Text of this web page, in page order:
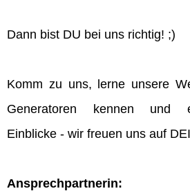
Dann bist DU bei uns richtig! ;)
Komm zu uns, lerne unsere
Generatoren kennen und
Einblicke - wir freuen uns auf
Ansprechpartnerin: